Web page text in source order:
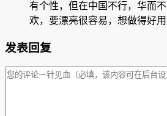
有个性，但在中国不行，华而
欢，要漂亮很容易，想做得好
发表回复